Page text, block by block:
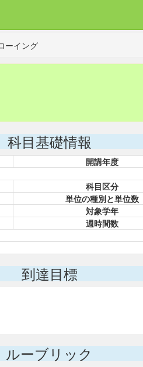
ーイング
科目基礎情報
開講年度
科目区分
単位の種別と単位数
対象学年
週時間数
到達目標
ルーブリック